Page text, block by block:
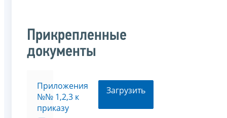
Прикрепленные
документы
Приложения
№№ 1,2,3 к
приказу
Загрузить